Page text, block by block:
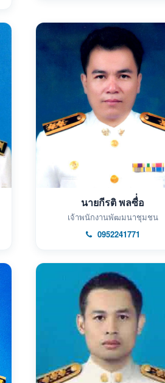
นายกีรติ พลซื่่อ
เจ้าพนักงานพัฒมนาชุมชน
0952241771